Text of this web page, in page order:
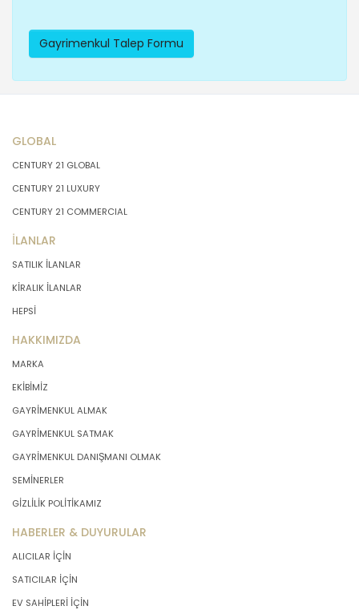
Gayrimenkul Talep Formu
GLOBAL
CENTURY 21 GLOBAL
CENTURY 21 LUXURY
CENTURY 21 COMMERCIAL
İLANLAR
SATILIK İLANLAR
KİRALIK İLANLAR
HEPSİ
HAKKIMIZDA
MARKA
EKİBİMİZ
GAYRİMENKUL ALMAK
GAYRİMENKUL SATMAK
GAYRİMENKUL DANIŞMANI OLMAK
SEMİNERLER
GİZLİLİK POLİTİKAMIZ
HABERLER & DUYURULAR
ALICILAR İÇİN
SATICILAR İÇİN
EV SAHİPLERİ İÇİN